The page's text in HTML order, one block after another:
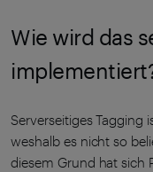
Wie wird das
Serverseitiges Tagging
weshalb es nicht so
diesem Grund hat sich